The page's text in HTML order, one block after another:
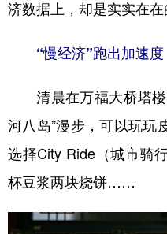
济数据上，却是实实在在
“慢经济”跑出加速度
清晨在万福大桥塔楼
河八岛”漫步，可以玩玩
选择City Ride（城市骑
杯豆浆两块烧饼……